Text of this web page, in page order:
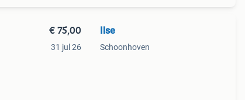
€ 75,00
31 jul 26
Ilse
Schoonhoven